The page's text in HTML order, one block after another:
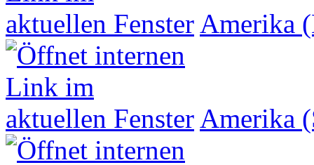
Amerika
Amerika